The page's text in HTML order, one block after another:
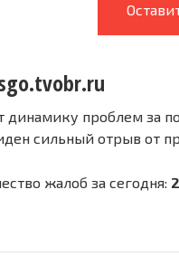
динамику проблем за
сильный отрыв от
жалоб за сегодня: 2